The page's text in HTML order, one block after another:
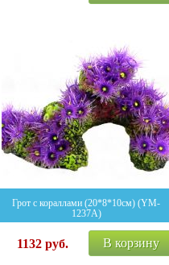
Грот с кораллами (20*8*10см) (YM-
1237A)
1132 руб. В корзину